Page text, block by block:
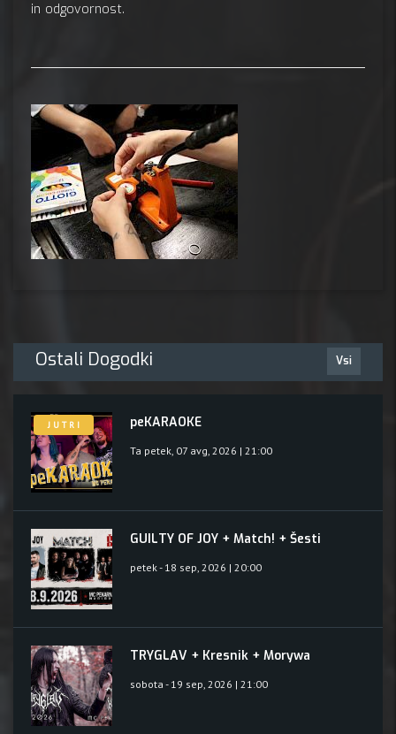
in odgovornost.
Ostali Dogodki Vsi
J U T R I peKARAOKE
Ta petek, 07 avg, 2026 | 21:00
GUILTY OF JOY + Match! + Šesti
petek - 18 sep, 2026 | 20:00
TRYGLAV + Kresnik + Morywa
sobota - 19 sep, 2026 | 21:00